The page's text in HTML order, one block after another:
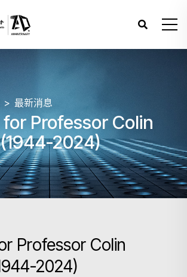
最新消息
Professor Colin
2024)
Professor Colin
2024)